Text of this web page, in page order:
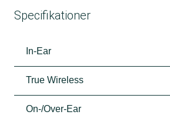
Specifikationer
In-Ear
True Wireless
On-/Over-Ear